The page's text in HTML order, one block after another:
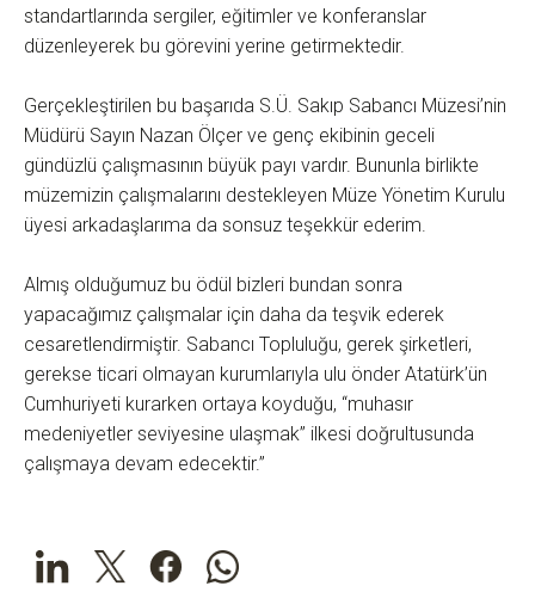
standartlarında sergiler, eğitimler ve konferanslar
düzenleyerek bu görevini yerine getirmektedir.
Gerçekleştirilen bu başarıda S.Ü. Sakıp Sabancı Müzesi’nin
Müdürü Sayın Nazan Ölçer ve genç ekibinin geceli
gündüzlü çalışmasının büyük payı vardır. Bununla birlikte
müzemizin çalışmalarını destekleyen Müze Yönetim Kurulu
üyesi arkadaşlarıma da sonsuz teşekkür ederim.
Almış olduğumuz bu ödül bizleri bundan sonra
yapacağımız çalışmalar için daha da teşvik ederek
cesaretlendirmiştir. Sabancı Topluluğu, gerek şirketleri,
gerekse ticari olmayan kurumlarıyla ulu önder Atatürk’ün
Cumhuriyeti kurarken ortaya koyduğu, “muhasır
medeniyetler seviyesine ulaşmak” ilkesi doğrultusunda
çalışmaya devam edecektir.”